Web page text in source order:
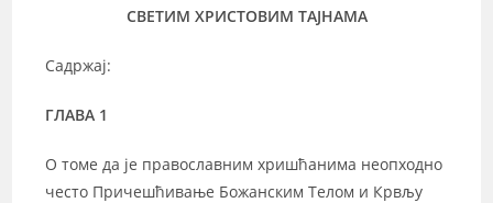
СВЕТИМ ХРИСТОВИМ ТАЈНАМА
Садржај:
ГЛАВА 1
О томе да је православним хришћанима неопходно
често Причешћивање Божанским Телом и Крвљу